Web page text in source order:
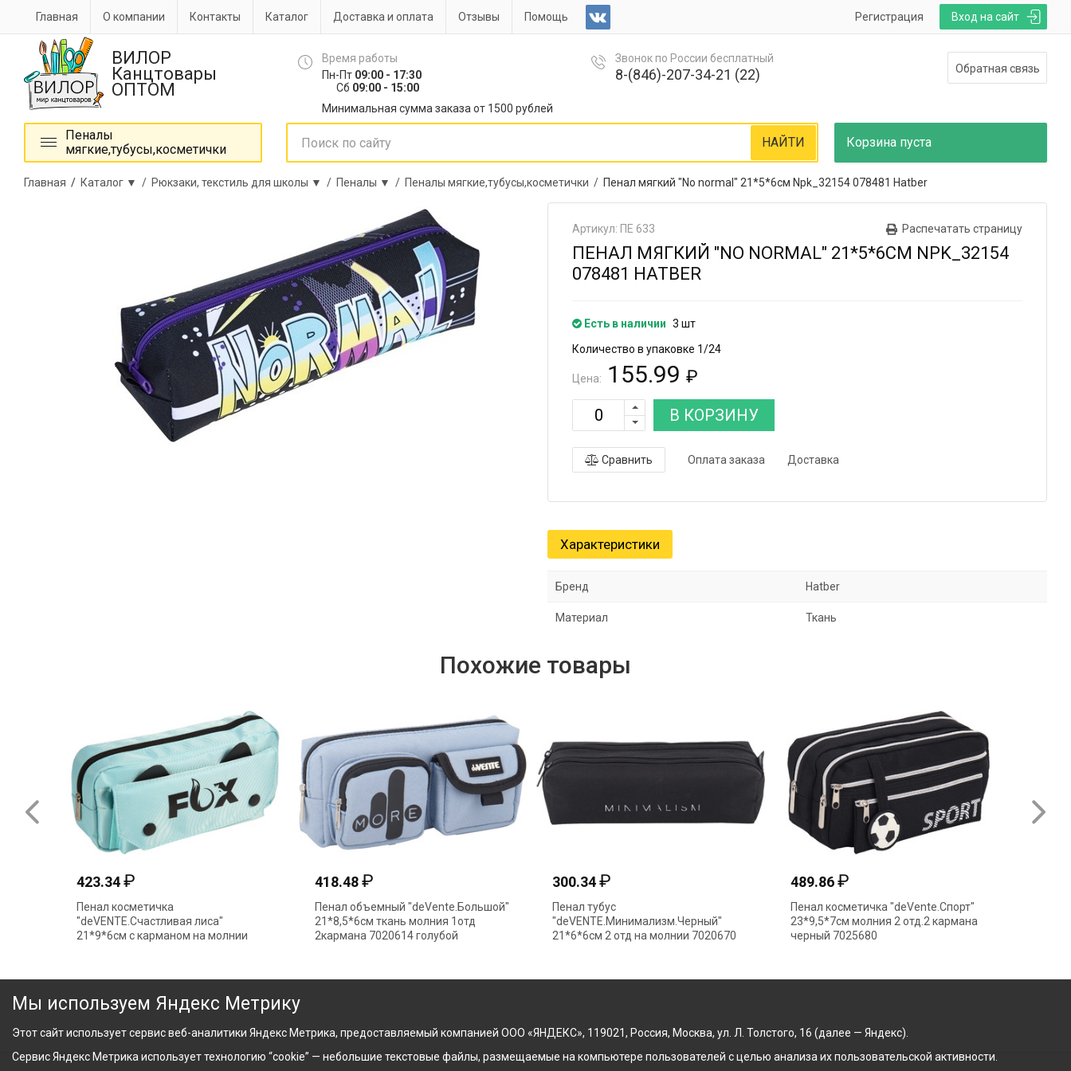
Вход на сайт
Регистрация
Главная О компании Контакты Каталог Доставка и оплата Отзывы Помощь
ВИЛОР
Канцтовары
ОПТОМ
Время работы
Пн-Пт 09:00 - 17:30
Сб 09:00 - 15:00
Минимальная сумма заказа от 1500 рублей
Звонок по России бесплатный
8-(846)-207-34-21 (22) Обратная связь
Пеналы
мягкие,тубусы,косметички
Корзина пуста
НАЙТИ
Главная / Каталог ▼ / Рюкзаки, текстиль для школы ▼ / Пеналы ▼ / Пеналы мягкие,тубусы,косметички / Пенал мягкий "No normal" 21*5*6см Npk_32154 078481 Hatber
Распечатать страницу
Артикул: ПЕ 633
ПЕНАЛ МЯГКИЙ "NO NORMAL" 21*5*6СМ NPK_32154
078481 HATBER
Есть в наличии 3 шт
Количество в упаковке 1/24
Цена: 155.99 ₽
В КОРЗИНУ
Сравнить Оплата заказа Доставка
Характеристики
Бренд Hatber
Материал Ткань
Похожие товары
423.34₽
Пенал косметичка
"deVENTE.Счастливая лиса"
21*9*6см с карманом на молнии
418.48₽
Пенал объемный "deVente.Большой"
21*8,5*6см ткань молния 1отд
2кармана 7020614 голубой
300.34₽
Пенал тубус
"deVENTE.Минимализм.Черный"
21*6*6см 2 отд на молнии 7020670
489.86₽
Пенал косметичка "deVente.Спорт"
23*9,5*7см молния 2 отд.2 кармана
черный 7025680
Мы используем Яндекс Метрику
Этот сайт использует сервис веб-аналитики Яндекс Метрика, предоставляемый компанией ООО «ЯНДЕКС», 119021, Россия, Москва, ул. Л. Толстого, 16 (далее — Яндекс).
Сервис Яндекс Метрика использует технологию “cookie” — небольшие текстовые файлы, размещаемые на компьютере пользователей с целью анализа их пользовательской активности.